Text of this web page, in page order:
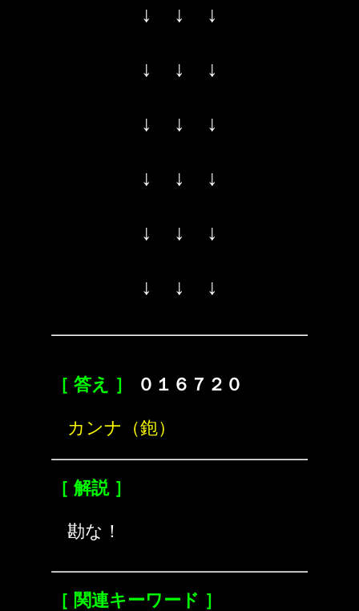
↓ ↓ ↓
↓ ↓ ↓
↓ ↓ ↓
↓ ↓ ↓
↓ ↓ ↓
↓ ↓ ↓
［ 答え ］ ０１６７２０
カンナ（鉋）
［ 解説 ］
勘な！
［ 関連キーワード ］